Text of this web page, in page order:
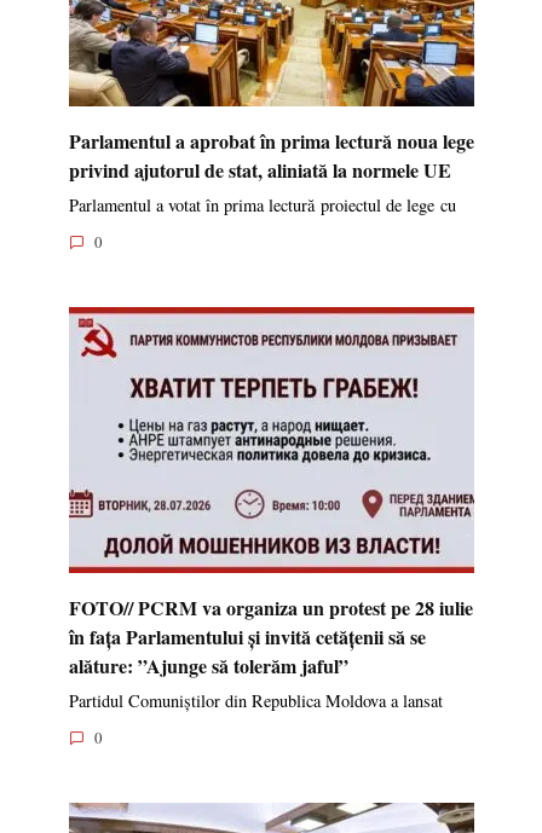
Parlamentul a aprobat în prima lectură noua lege
privind ajutorul de stat, aliniată la normele UE
Parlamentul a votat în prima lectură proiectul de lege cu
0
FOTO// PCRM va organiza un protest pe 28 iulie
în fața Parlamentului și invită cetățenii să se
alăture: ”Ajunge să tolerăm jaful”
Partidul Comuniștilor din Republica Moldova a lansat
0